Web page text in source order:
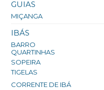
GUIAS
MIÇANGA
IBÁS
BARRO
QUARTINHAS
SOPEIRA
TIGELAS
CORRENTE DE IBÁ